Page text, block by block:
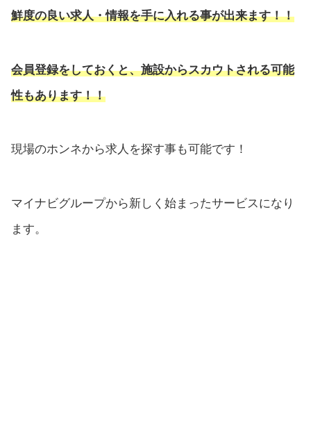
鮮度の良い求人・情報を手に入れる事が出来ます！！
会員登録をしておくと、施設からスカウトされる可能
性もあります！！
現場のホンネから求人を探す事も可能です！
マイナビグループから新しく始まったサービスになり
ます。